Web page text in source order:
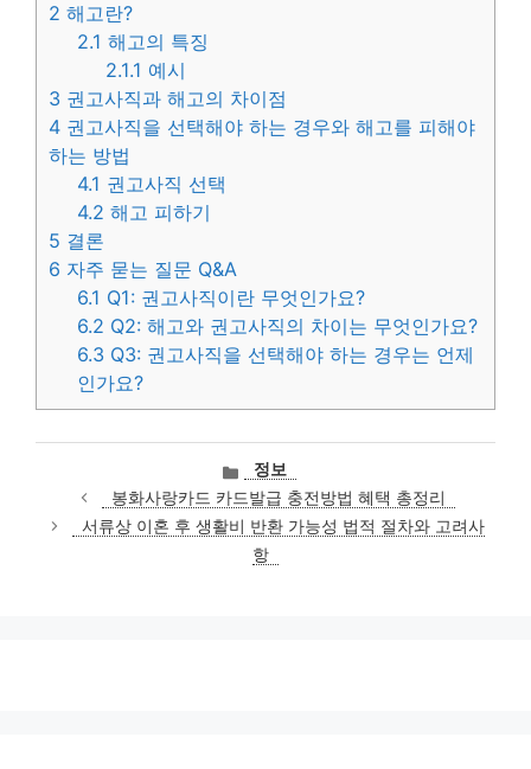
2 해고란?
2.1 해고의 특징
2.1.1 예시
3 권고사직과 해고의 차이점
4 권고사직을 선택해야 하는 경우와 해고를 피해야
하는 방법
4.1 권고사직 선택
4.2 해고 피하기
5 결론
6 자주 묻는 질문 Q&A
6.1 Q1: 권고사직이란 무엇인가요?
6.2 Q2: 해고와 권고사직의 차이는 무엇인가요?
6.3 Q3: 권고사직을 선택해야 하는 경우는 언제
인가요?
카
테
고
리
정보
봉화사랑카드 카드발급 충전방법 혜택 총정리
서류상 이혼 후 생활비 반환 가능성 법적 절차와 고려사
항